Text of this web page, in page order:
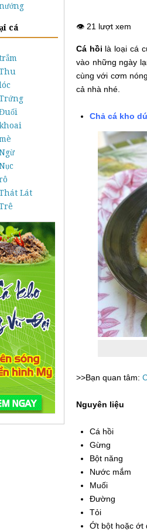
cá
Lát
👁️ 21 lượt xem
Cá hồi là loại cá
vào những ngày
cùng với cơm
cả nhà nhé.
Chả cá kho
>>Bạn quan tâm:
Nguyên liệu
Cá hồi
Gừng
Bột năng
Nước mắm
Muối
Đường
Tỏi
Ớt bột hoặc ớt